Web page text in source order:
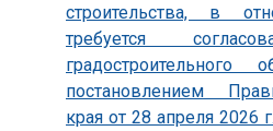
строительства, в
требуется
градостроительного
постановлением
края от 28 апреля 2026